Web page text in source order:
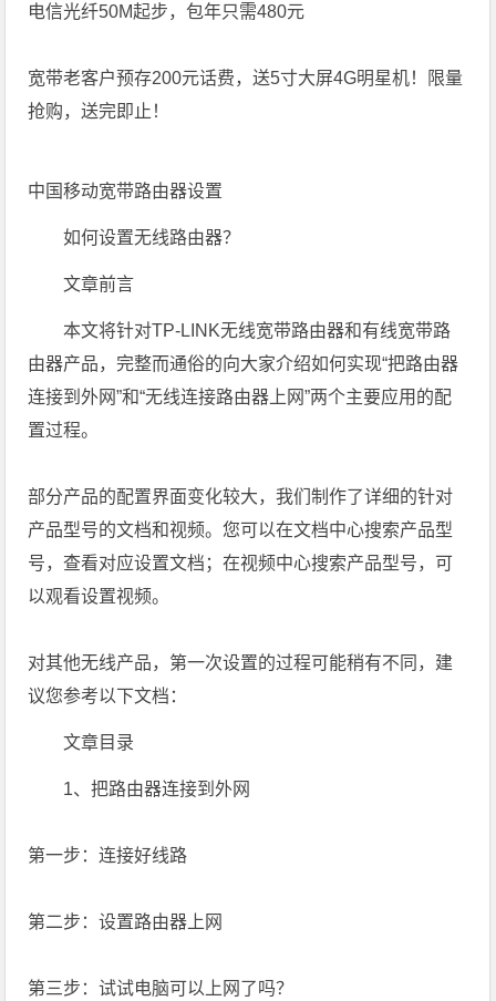
电信光纤50M起步，包年只需480元
宽带老客户预存200元话费，送5寸大屏4G明星机！限量
抢购，送完即止！
中国移动宽带路由器设置
如何设置无线路由器？
文章前言
本文将针对TP-LINK无线宽带路由器和有线宽带路
由器产品，完整而通俗的向大家介绍如何实现“把路由器
连接到外网”和“无线连接路由器上网”两个主要应用的配
置过程。
部分产品的配置界面变化较大，我们制作了详细的针对
产品型号的文档和视频。您可以在文档中心搜索产品型
号，查看对应设置文档；在视频中心搜索产品型号，可
以观看设置视频。
对其他无线产品，第一次设置的过程可能稍有不同，建
议您参考以下文档：
文章目录
1、把路由器连接到外网
第一步：连接好线路
第二步：设置路由器上网
第三步：试试电脑可以上网了吗？